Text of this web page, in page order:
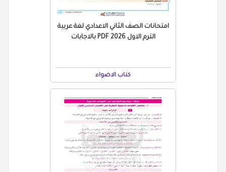
امتحانات الصف الثاني الاعدادي لغة عربية
الترم الاول 2026 PDF بالاجابات
كتاب الاضواء